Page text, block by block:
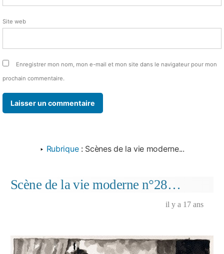
Site web
Enregistrer mon nom, mon e-mail et mon site dans le navigateur pour mon
prochain commentaire.
‣ Rubrique : Scènes de la vie moderne...
Scène de la vie moderne n°28…
il y a 17 ans